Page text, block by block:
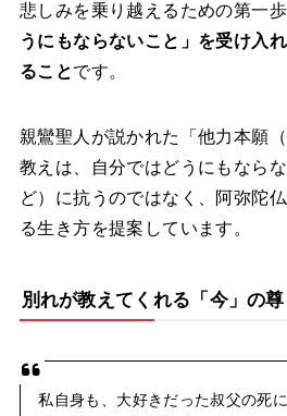
悲しみを乗り越えるための第一歩
うにもならないこと」を受け入
ることです。
親鸞聖人が説かれた「他力本願
教えは、自分ではどうにもなら
ど）に抗うのではなく、阿弥陀
る生き方を提案しています。
別れが教えてくれる「今」の尊
私自身も、大好きだった叔父の死